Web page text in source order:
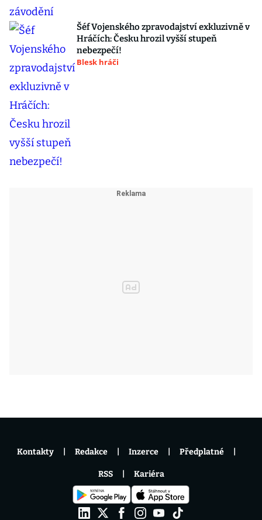
Šéf Vojenského zpravodajství exkluzivně v
Hráčích: Česku hrozil vyšší stupeň
nebezpečí!
Blesk hráči
Kontakty Redakce Inzerce Předplatné
RSS Kariéra